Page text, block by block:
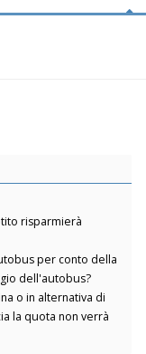
risparmierà
per conto della
dell'autobus?
o in alternativa di
la quota non verrà